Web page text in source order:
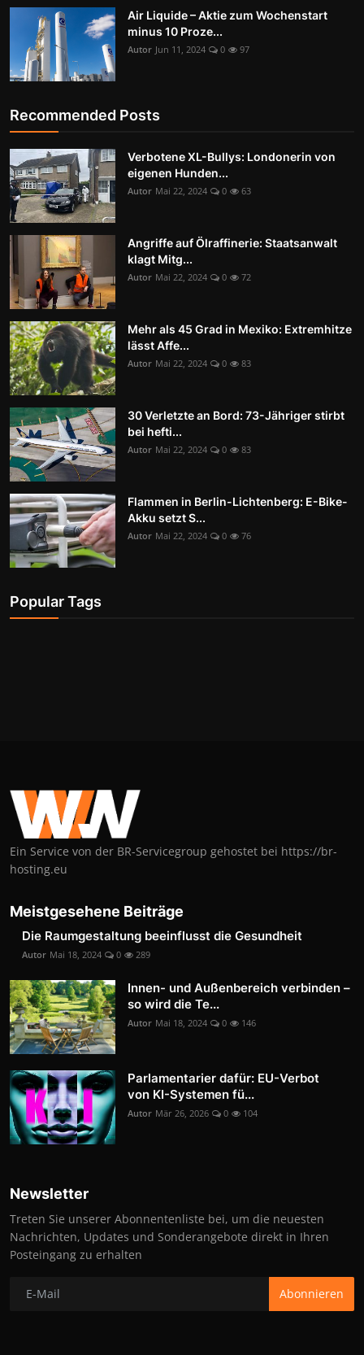
Air Liquide – Aktie zum Wochenstart
minus 10 Proze...
Autor Jun 11, 2024 0 97
Recommended Posts
Verbotene XL-Bullys: Londonerin von
eigenen Hunden...
Autor Mai 22, 2024 0 63
Angriffe auf Ölraffinerie: Staatsanwalt
klagt Mitg...
Autor Mai 22, 2024 0 72
Mehr als 45 Grad in Mexiko: Extremhitze
lässt Affe...
Autor Mai 22, 2024 0 83
30 Verletzte an Bord: 73-Jähriger stirbt
bei hefti...
Autor Mai 22, 2024 0 83
Flammen in Berlin-Lichtenberg: E-Bike-
Akku setzt S...
Autor Mai 22, 2024 0 76
Popular Tags
Ein Service von der BR-Servicegroup gehostet bei https://br-
hosting.eu
Meistgesehene Beiträge
Die Raumgestaltung beeinflusst die Gesundheit
Autor Mai 18, 2024 0 289
Innen- und Außenbereich verbinden –
so wird die Te...
Autor Mai 18, 2024 0 146
Parlamentarier dafür: EU-Verbot
von KI-Systemen fü...
Autor Mär 26, 2026 0 104
Newsletter
Treten Sie unserer Abonnentenliste bei, um die neuesten
Nachrichten, Updates und Sonderangebote direkt in Ihren
Posteingang zu erhalten
Abonnieren